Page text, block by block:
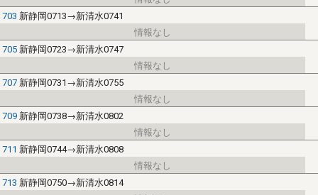
703 新静岡0713→新清水0741
705 新静岡0723→新清水0747
707 新静岡0731→新清水0755
709 新静岡0738→新清水0802
711 新静岡0744→新清水0808
713 新静岡0750→新清水0814